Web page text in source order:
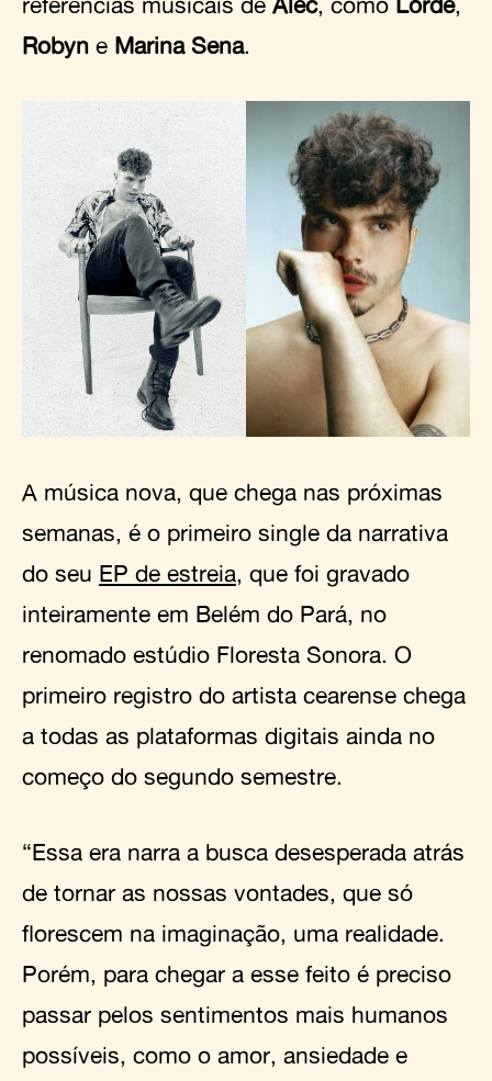
Robyn e Marina Sena.
A música nova, que chega nas próximas
semanas, é o primeiro single da narrativa
do seu EP de estreia, que foi gravado
inteiramente em Belém do Pará, no
renomado estúdio Floresta Sonora. O
primeiro registro do artista cearense chega
a todas as plataformas digitais ainda no
começo do segundo semestre.
“Essa era narra a busca desesperada atrás
de tornar as nossas vontades, que só
florescem na imaginação, uma realidade.
Porém, para chegar a esse feito é preciso
passar pelos sentimentos mais humanos
possíveis, como o amor, ansiedade e